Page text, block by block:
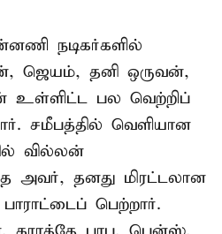
நடிகர்களில்
ஜெயம், தனி ஒருவன்,
பல வெற்றிப்
சமீபத்தில் வெளியான
வில்லன்
அவர், தனது மிரட்டலான
பாராட்டைப் பெற்றார்.